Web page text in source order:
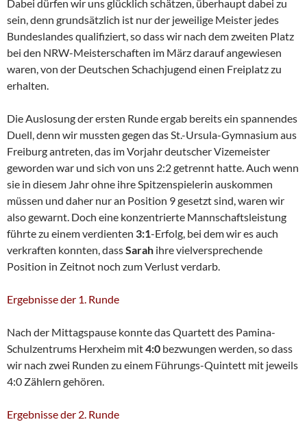
Dabei dürfen wir uns glücklich schätzen, überhaupt dabei zu
sein, denn grundsätzlich ist nur der jeweilige Meister jedes
Bundeslandes qualifiziert, so dass wir nach dem zweiten Platz
bei den NRW-Meisterschaften im März darauf angewiesen
waren, von der Deutschen Schachjugend einen Freiplatz zu
erhalten.
Die Auslosung der ersten Runde ergab bereits ein spannendes
Duell, denn wir mussten gegen das St.-Ursula-Gymnasium aus
Freiburg antreten, das im Vorjahr deutscher Vizemeister
geworden war und sich von uns 2:2 getrennt hatte. Auch wenn
sie in diesem Jahr ohne ihre Spitzenspielerin auskommen
müssen und daher nur an Position 9 gesetzt sind, waren wir
also gewarnt. Doch eine konzentrierte Mannschaftsleistung
führte zu einem verdienten 3:1-Erfolg, bei dem wir es auch
verkraften konnten, dassSarah ihre vielversprechende
Position in Zeitnot noch zum Verlust verdarb.
Ergebnisse der 1. Runde
Nach der Mittagspause konnte das Quartett des Pamina-
Schulzentrums Herxheim mit4:0 bezwungen werden, so dass
wir nach zwei Runden zu einem Führungs-Quintett mit jeweils
4:0 Zählern gehören.
Ergebnisse der 2. Runde